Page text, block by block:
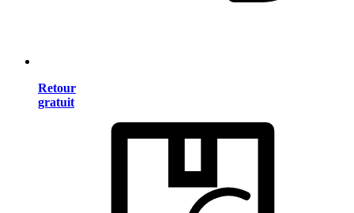
Retour
gratuit